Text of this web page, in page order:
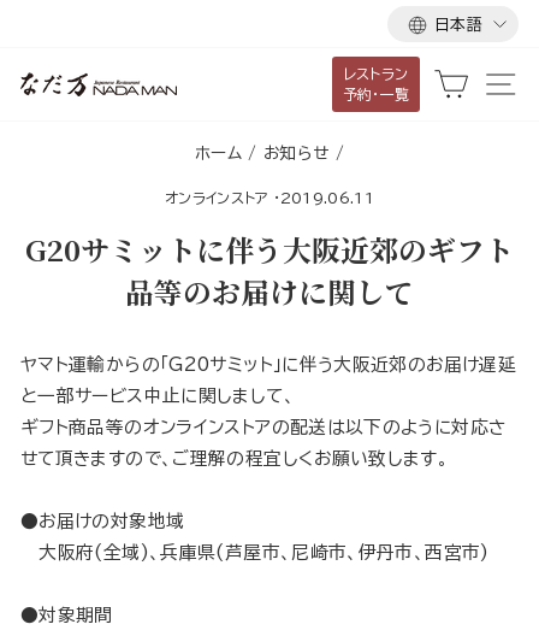
言
語
日本語
レストラン
予約・一覧
カート
ホーム / お知らせ /
オンラインストア · 2019.06.11
G20サミットに伴う大阪近郊のギフト
品等のお届けに関して
ヤマト運輸からの「G20サミット」に伴う大阪近郊のお届け遅延
と一部サービス中止に関しまして、
ギフト商品等のオンラインストアの配送は以下のように対応さ
せて頂きますので、ご理解の程宜しくお願い致します。
●お届けの対象地域
大阪府(全域)、兵庫県(芦屋市、尼崎市、伊丹市、西宮市)
●対象期間